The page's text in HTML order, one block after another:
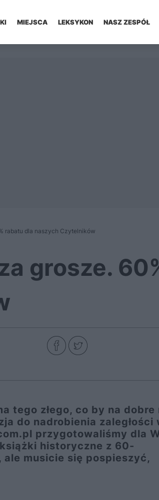
MIEJSCA LEKSYKON NASZ ZESPÓŁ
rabatu dla naszych Czytelników
grosze.
tego złego, co by na dobre
do nadrobienia zaległości
przygotowaliśmy dla
historyczne z 60-
ale musicie się pospieszyć,